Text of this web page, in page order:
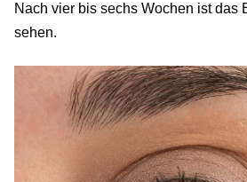
Nach vier bis sechs Wochen ist das
sehen.